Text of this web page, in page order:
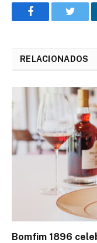
Facebook
RELACIONADOS
Bomfim 1896